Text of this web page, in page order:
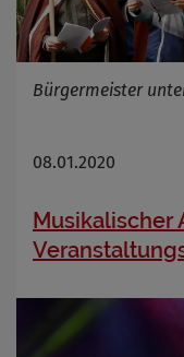
Bürgermeister
08.01.2020
Musikalischer